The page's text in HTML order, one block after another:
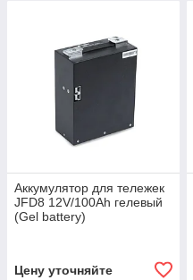
Аккумулятор для тележек
JFD8 12V/100Ah гелевый
(Gel battery)
Цену уточняйте